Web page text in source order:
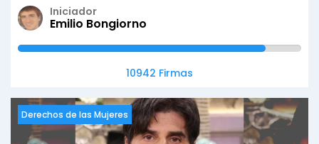
Iniciador
Emilio Bongiorno
10942 Firmas
Derechos de las Mujeres